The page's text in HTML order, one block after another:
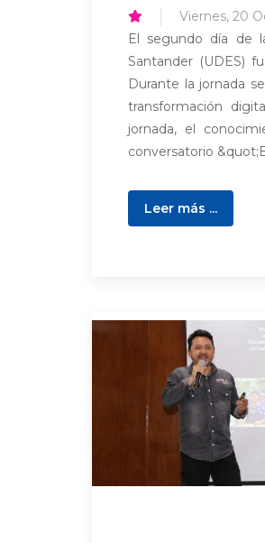
Viernes, 20
El segundo día de
Santander (UDES)
Durante la jornada
transformación
jornada, el
conversatorio
Leer más ...